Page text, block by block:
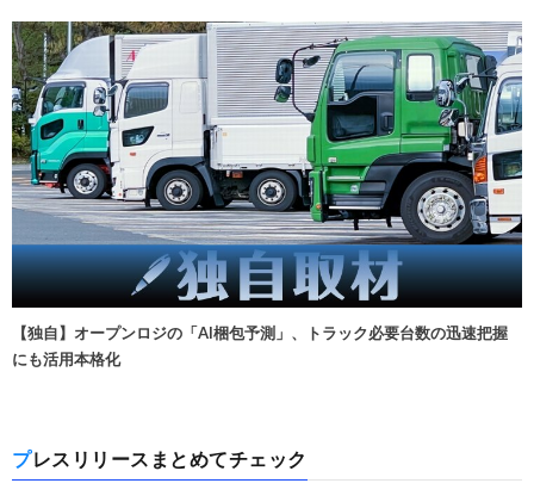
【独自】オープンロジの「AI梱包予測」、トラック必要台数の迅速把握
にも活用本格化
プレスリリースまとめてチェック